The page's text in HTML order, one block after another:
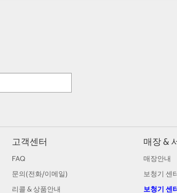
고객센터
FAQ
문의(전화/이메일)
리콜 & 상품안내
매장 &
매장안내
보청기 센
보청기 센